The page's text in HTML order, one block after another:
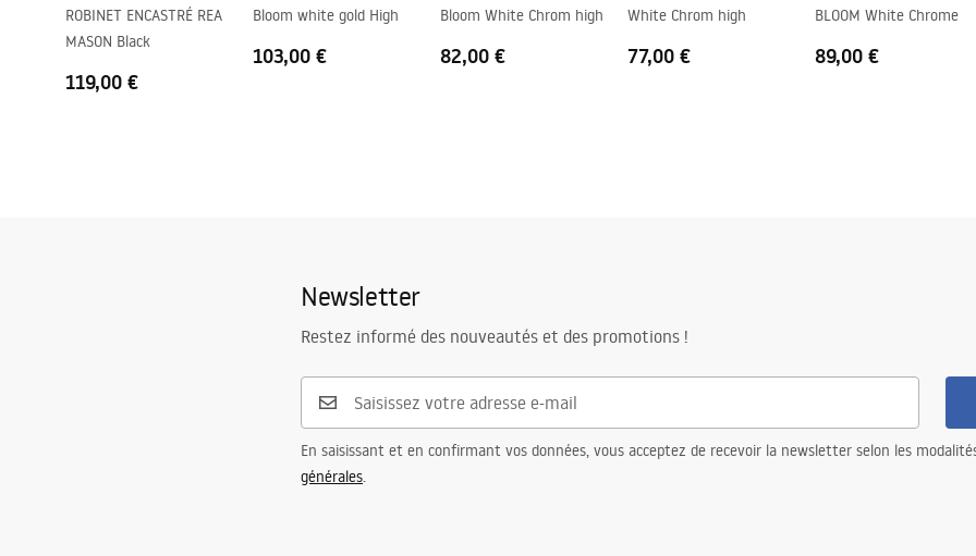
ROBINET ENCASTRÉ REA
MASON Black
119,00 €
Bloom white gold High
103,00 €
Bloom White Chrom high
82,00 €
White Chrom high
77,00 €
BLOOM White Chrome
89,00 €
Newsletter
Restez informé des nouveautés et des promotions !
En saisissant et en confirmant vos données, vous acceptez de recevoir la newsletter selon les
générales.